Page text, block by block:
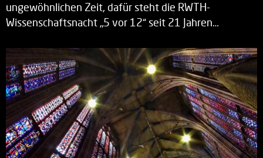
ungewöhnlichen Zeit, dafür steht die RWTH-
Wissenschaftsnacht „5 vor 12“ seit 21 Jahren…